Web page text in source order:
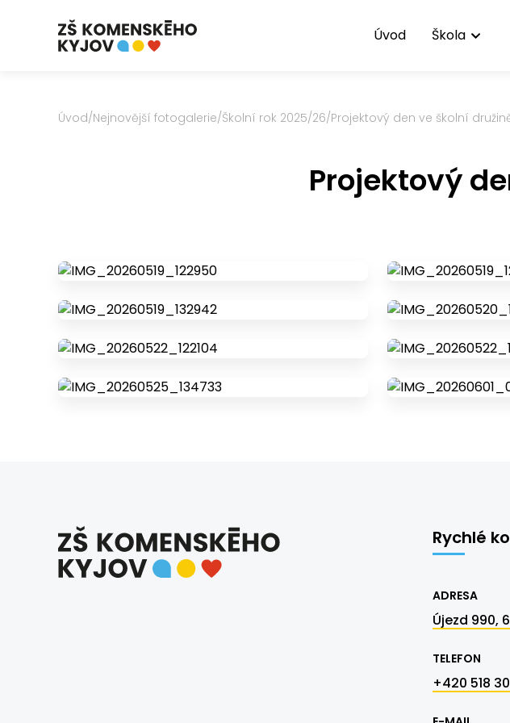
Úvod Škola
Úvod/Nejnovější fotogalerie/Školní rok 2025/26/Projektový den ve školní
Projektový
Rychlé
ADRESA
Újezd 990,
TELEFON
+420 518